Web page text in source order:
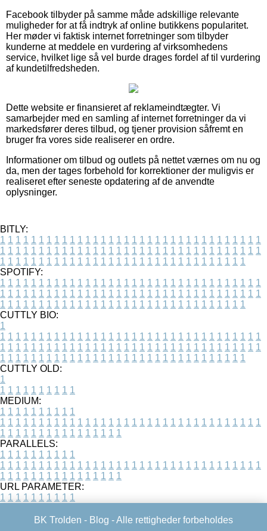
Facebook tilbyder på samme måde adskillige relevante
muligheder for at få indtryk af online butikkens popularitet.
Her møder vi faktisk internet forretninger som tilbyder
kunderne at meddele en vurdering af virksomhedens
service, hvilket lige så vel burde drages fordel af til vurdering
af kundetilfredsheden.
Dette website er finansieret af reklameindtægter. Vi
samarbejder med en samling af internet forretninger da vi
markedsfører deres tilbud, og tjener provision såfremt en
bruger fra vores side realiserer en ordre.
Informationer om tilbud og outlets på nettet værnes om nu og
da, men der tages forbehold for korrektioner der muligvis er
realiseret efter seneste opdatering af de anvendte
oplysninger.
BITLY:
1 1 1 1 1 1 1 1 1 1 1 1 1 1 1 1 1 1 1 1 1 1 1 1 1 1 1 1 1 1 1 1 1 1
1 1 1 1 1 1 1 1 1 1 1 1 1 1 1 1 1 1 1 1 1 1 1 1 1 1 1 1 1 1 1 1 1 1
1 1 1 1 1 1 1 1 1 1 1 1 1 1 1 1 1 1 1 1 1 1 1 1 1 1 1 1 1 1 1 1
SPOTIFY:
1 1 1 1 1 1 1 1 1 1 1 1 1 1 1 1 1 1 1 1 1 1 1 1 1 1 1 1 1 1 1 1 1 1
1 1 1 1 1 1 1 1 1 1 1 1 1 1 1 1 1 1 1 1 1 1 1 1 1 1 1 1 1 1 1 1 1 1
1 1 1 1 1 1 1 1 1 1 1 1 1 1 1 1 1 1 1 1 1 1 1 1 1 1 1 1 1 1 1 1
CUTTLY BIO:
1
1 1 1 1 1 1 1 1 1 1 1 1 1 1 1 1 1 1 1 1 1 1 1 1 1 1 1 1 1 1 1 1 1 1
1 1 1 1 1 1 1 1 1 1 1 1 1 1 1 1 1 1 1 1 1 1 1 1 1 1 1 1 1 1 1 1 1 1
1 1 1 1 1 1 1 1 1 1 1 1 1 1 1 1 1 1 1 1 1 1 1 1 1 1 1 1 1 1 1 1
CUTTLY OLD:
1
1 1 1 1 1 1 1 1 1 1
MEDIUM:
1 1 1 1 1 1 1 1 1 1
1 1 1 1 1 1 1 1 1 1 1 1 1 1 1 1 1 1 1 1 1 1 1 1 1 1 1 1 1 1 1 1 1 1
1 1 1 1 1 1 1 1 1 1 1 1 1 1 1 1
PARALLELS:
1 1 1 1 1 1 1 1 1 1
1 1 1 1 1 1 1 1 1 1 1 1 1 1 1 1 1 1 1 1 1 1 1 1 1 1 1 1 1 1 1 1 1 1
1 1 1 1 1 1 1 1 1 1 1 1 1 1 1 1
URL PARAMETER:
1 1 1 1 1 1 1 1 1 1
BK Trolden - Blog - Alle rettigheder forbeholdes